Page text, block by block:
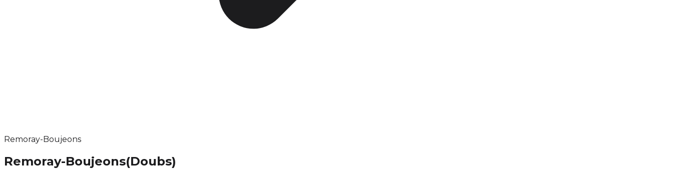
Remoray-Boujeons
Remoray-Boujeons(Doubs)